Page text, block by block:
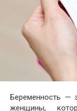
Беременность —
женщины,